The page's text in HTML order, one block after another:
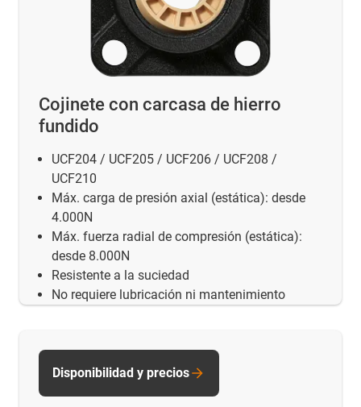
Cojinete con carcasa de hierro
fundido
UCF204 / UCF205 / UCF206 / UCF208 /
UCF210
Máx. carga de presión axial (estática): desde
4.000N
Máx. fuerza radial de compresión (estática):
desde 8.000N
Resistente a la suciedad
No requiere lubricación ni mantenimiento
Disponibilidad y precios